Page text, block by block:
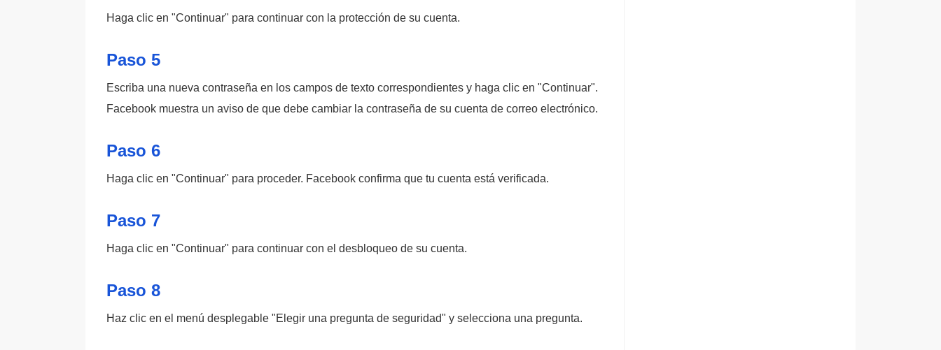
Haga clic en "Continuar" para continuar con la protección de su cuenta.
Paso 5
Escriba una nueva contraseña en los campos de texto correspondientes y haga clic en "Continuar".
Facebook muestra un aviso de que debe cambiar la contraseña de su cuenta de correo electrónico.
Paso 6
Haga clic en "Continuar" para proceder. Facebook confirma que tu cuenta está verificada.
Paso 7
Haga clic en "Continuar" para continuar con el desbloqueo de su cuenta.
Paso 8
Haz clic en el menú desplegable "Elegir una pregunta de seguridad" y selecciona una pregunta.